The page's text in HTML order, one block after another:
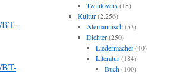
BT-
BT-
Twintowns(18)
Kultur(2.256)
Alemannisch(53)
Dichter(250)
Liedermacher(40)
Literatur(184)
Buch(100)